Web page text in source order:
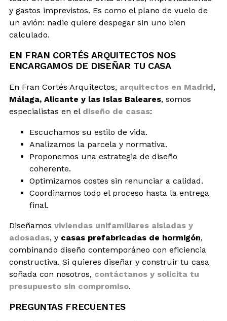
y gastos imprevistos. Es como el plano de vuelo de
un avión: nadie quiere despegar sin uno bien
calculado.
EN FRAN CORTÉS ARQUITECTOS NOS
ENCARGAMOS DE DISEÑAR TU CASA
En Fran Cortés Arquitectos, arquitectos en Madrid,
Málaga, Alicante y las Islas Baleares, somos
especialistas en el diseño de casas:
Escuchamos su estilo de vida.
Analizamos la parcela y normativa.
Proponemos una estrategia de diseño
coherente.
Optimizamos costes sin renunciar a calidad.
Coordinamos todo el proceso hasta la entrega
final.
Diseñamos viviendas unifamiliares aisladas y
adosadas, y casas prefabricadas de hormigón,
combinando diseño contemporáneo con eficiencia
constructiva. Si quieres diseñar y construir tu casa
soñada con nosotros, contáctanos y solicita tu
presupuesto sin compromiso.
PREGUNTAS FRECUENTES